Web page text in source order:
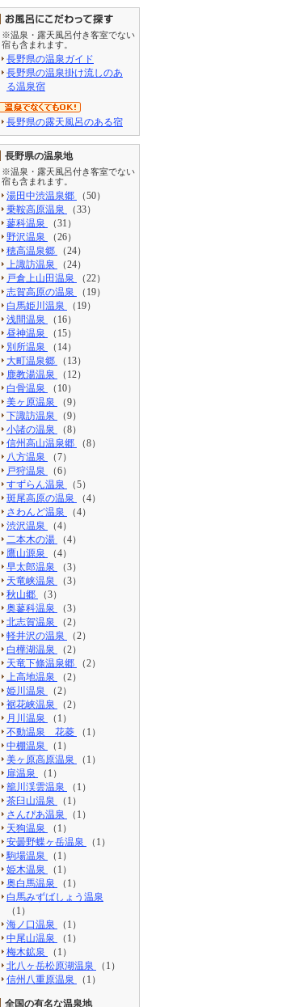
※温泉・露天風呂付き客室でない
宿も含まれます。
長野県の温泉ガイド
長野県の温泉掛け流しのあ
る温泉宿
長野県の露天風呂のある宿
長野県の温泉地
※温泉・露天風呂付き客室でない
宿も含まれます。
湯田中渋温泉郷
（50）
乗鞍高原温泉
（33）
蓼科温泉
（31）
野沢温泉
（26）
穂高温泉郷
（24）
上諏訪温泉
（24）
戸倉上山田温泉
（22）
志賀高原の温泉
（19）
白馬姫川温泉
（19）
浅間温泉
（16）
昼神温泉
（15）
別所温泉
（14）
大町温泉郷
（13）
鹿教湯温泉
（12）
白骨温泉
（10）
美ヶ原温泉
（9）
下諏訪温泉
（9）
小諸の温泉
（8）
信州高山温泉郷
（8）
八方温泉
（7）
戸狩温泉
（6）
すずらん温泉
（5）
斑尾高原の温泉
（4）
さわんど温泉
（4）
渋沢温泉
（4）
二本木の湯
（4）
鷹山源泉
（4）
早太郎温泉
（3）
天竜峡温泉
（3）
秋山郷
（3）
奥蓼科温泉
（3）
北志賀温泉
（2）
軽井沢の温泉
（2）
白樺湖温泉
（2）
天竜下條温泉郷
（2）
上高地温泉
（2）
姫川温泉
（2）
裾花峡温泉
（2）
月川温泉
（1）
不動温泉 花菱
（1）
中棚温泉
（1）
美ヶ原高原温泉
（1）
扉温泉
（1）
籠川渓雲温泉
（1）
茶臼山温泉
（1）
さんぴあ温泉
（1）
天狗温泉
（1）
安曇野蝶ヶ岳温泉
（1）
駒場温泉
（1）
姫木温泉
（1）
奥白馬温泉
（1）
白馬みずばしょう温泉
（1）
海ノ口温泉
（1）
中尾山温泉
（1）
梅木鉱泉
（1）
北八ヶ岳松原湖温泉
（1）
信州八重原温泉
（1）
全国の有名な温泉地